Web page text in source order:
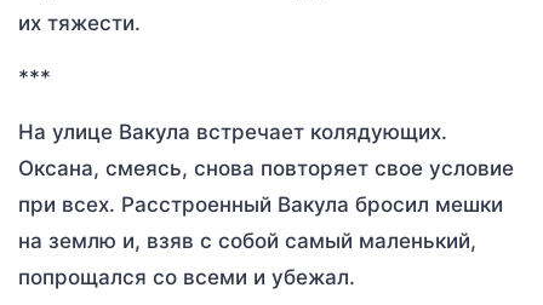
их тяжести.
***
На улице Вакула встречает колядующих.
Оксана, смеясь, снова повторяет свое условие
при всех. Расстроенный Вакула бросил мешки
на землю и, взяв с собой самый маленький,
попрощался со всеми и убежал.